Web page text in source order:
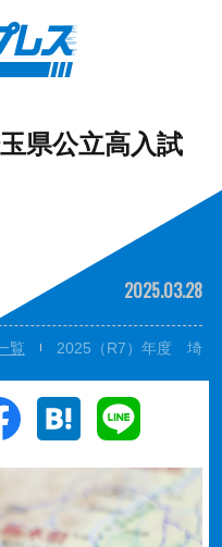
県公立高入試
2025.03.28
覧 2025（R7）年度 埼玉